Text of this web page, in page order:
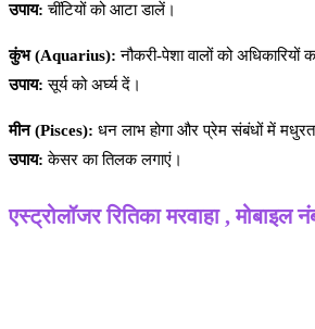
उपाय:चींटियों को आटा डालें।
कुंभ (Aquarius):नौकरी-पेशा वालों को
उपाय: सूर्य को अर्घ्य दें।
मीन (Pisces): धन लाभ होगा और प्रेम संबंधों में
उपाय: केसर का तिलक लगाएं।
एस्ट्रोलॉजर रितिका मरवाहा , मोबाइल